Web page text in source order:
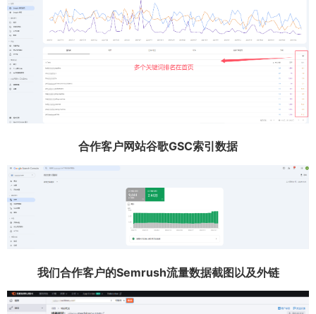
合作客户网站谷歌GSC索引数据
我们合作客户的Semrush流量数据截图以及外链